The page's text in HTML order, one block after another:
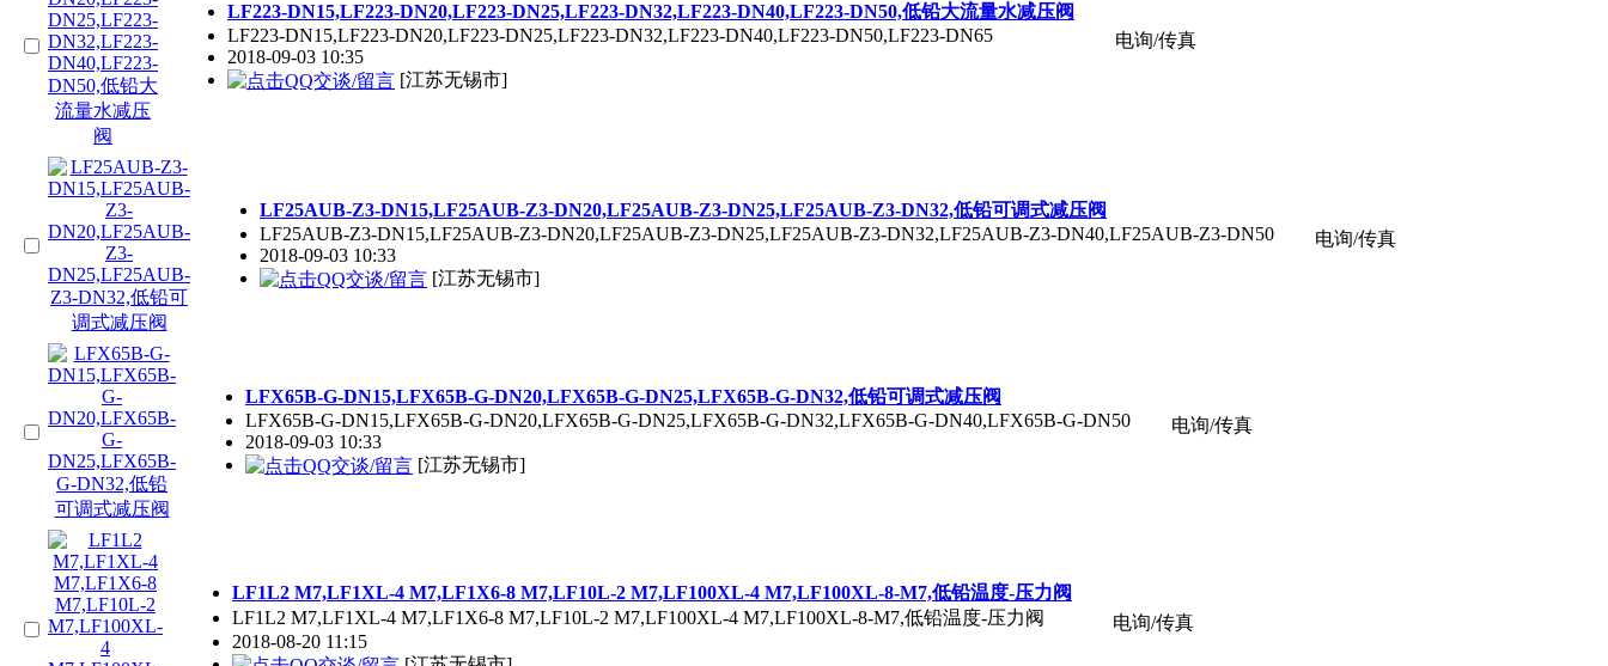
LF223-DN15,LF223-DN20,LF223-DN25,LF223-DN32,LF223-DN40,LF223-DN50,低铅大流量水减压阀
LF223-DN15,LF223-DN20,LF223-DN25,LF223-DN32,LF223-DN40,LF223-DN50,LF223-DN65
2018-09-03 10:35
[江苏无锡市]
电询/传真
LF25AUB-Z3-DN15,LF25AUB-Z3-DN20,LF25AUB-Z3-DN25,LF25AUB-Z3-DN32,低铅可调式减压阀
LF25AUB-Z3-DN15,LF25AUB-Z3-DN20,LF25AUB-Z3-DN25,LF25AUB-Z3-DN32,LF25AUB-Z3-DN40,LF25AUB-Z3-DN50
2018-09-03 10:33
[江苏无锡市]
电询/传真
LFX65B-G-DN15,LFX65B-G-DN20,LFX65B-G-DN25,LFX65B-G-DN32,低铅可调式减压阀
LFX65B-G-DN15,LFX65B-G-DN20,LFX65B-G-DN25,LFX65B-G-DN32,LFX65B-G-DN40,LFX65B-G-DN50
2018-09-03 10:33
[江苏无锡市]
电询/传真
LF1L2 M7,LF1XL-4 M7,LF1X6-8 M7,LF10L-2 M7,LF100XL-4 M7,LF100XL-8-M7,低铅温度-压力阀
LF1L2 M7,LF1XL-4 M7,LF1X6-8 M7,LF10L-2 M7,LF100XL-4 M7,LF100XL-8-M7,低铅温度-压力阀
2018-08-20 11:15
电询/传真